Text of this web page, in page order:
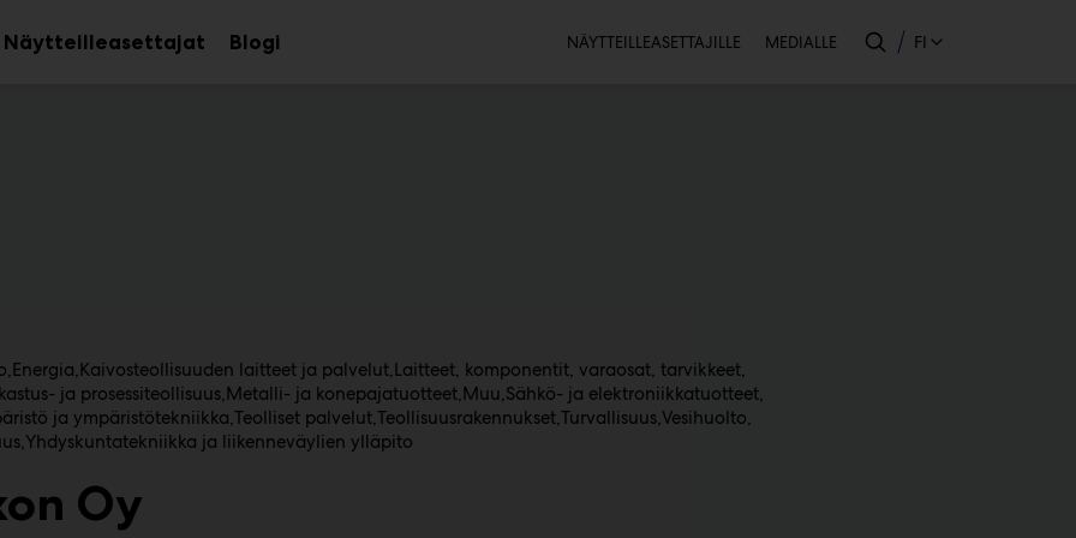
NäytteilleasettajatAvaaBlogi Toissijainen
NÄYTTEILLEASETTAJILLE MEDIALLE FI
Energia Kaivosteollisuuden laitteet ja palvelut Laitteet, komponentit, varaosat, tarvikkeet
ja prosessiteollisuus Metalli- ja konepajatuotteet Muu Sähkö- ja elektroniikkatuotteet
ja ympäristötekniikka Teolliset palvelut Teollisuusrakennukset Turvallisuus Vesihuolto
Yhdyskuntatekniikka ja liikenneväylien ylläpito
Oy